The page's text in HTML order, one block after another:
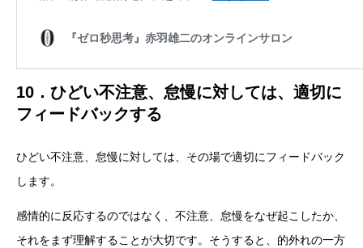
10．ひどい不注意、怠慢に対しては、適切に
フィードバックする
ひどい不注意、怠慢に対しては、その場で適切にフィードバック
します。
感情的に反応するのではなく、不注意、怠慢をなぜ起こしたか、
それをまず理解することが大切です。そうすると、的外れの一方